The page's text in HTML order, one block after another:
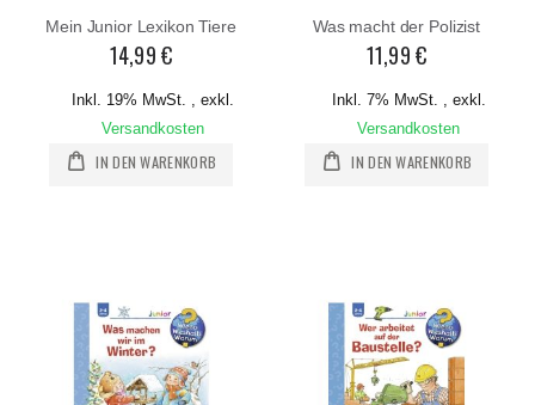
Mein Junior Lexikon Tiere
14,99 €
Inkl. 19% MwSt. , exkl.
Versandkosten
IN DEN WARENKORB
Was macht der Polizist
11,99 €
Inkl. 7% MwSt. , exkl.
Versandkosten
IN DEN WARENKORB